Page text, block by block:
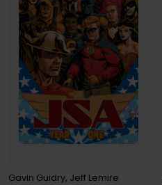
Gavin Guidry, Jeff Lemire